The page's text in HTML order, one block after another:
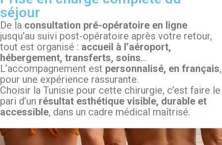
séjour
De la consultation pré-opératoire en ligne
jusqu’au suivi post-opératoire après votre retour,
tout est organisé : accueil à l’aéroport,
hébergement, transferts, soins…
L’accompagnement est personnalisé, en français,
pour une expérience rassurante.
Choisir la Tunisie pour cette chirurgie, c’est faire le
pari d’un résultat esthétique visible, durable et
accessible, dans un cadre médical maîtrisé.